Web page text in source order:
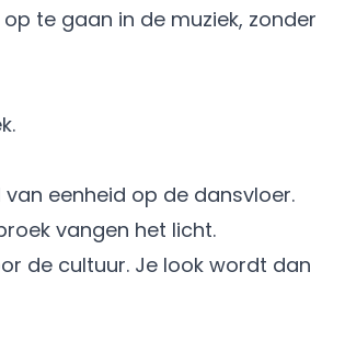
te gaan in de muziek, zonder
eenheid op de dansvloer.
de cultuur. Je look wordt dan